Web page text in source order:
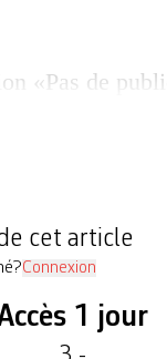
«Pas de
cet article
Connexion
1 jour